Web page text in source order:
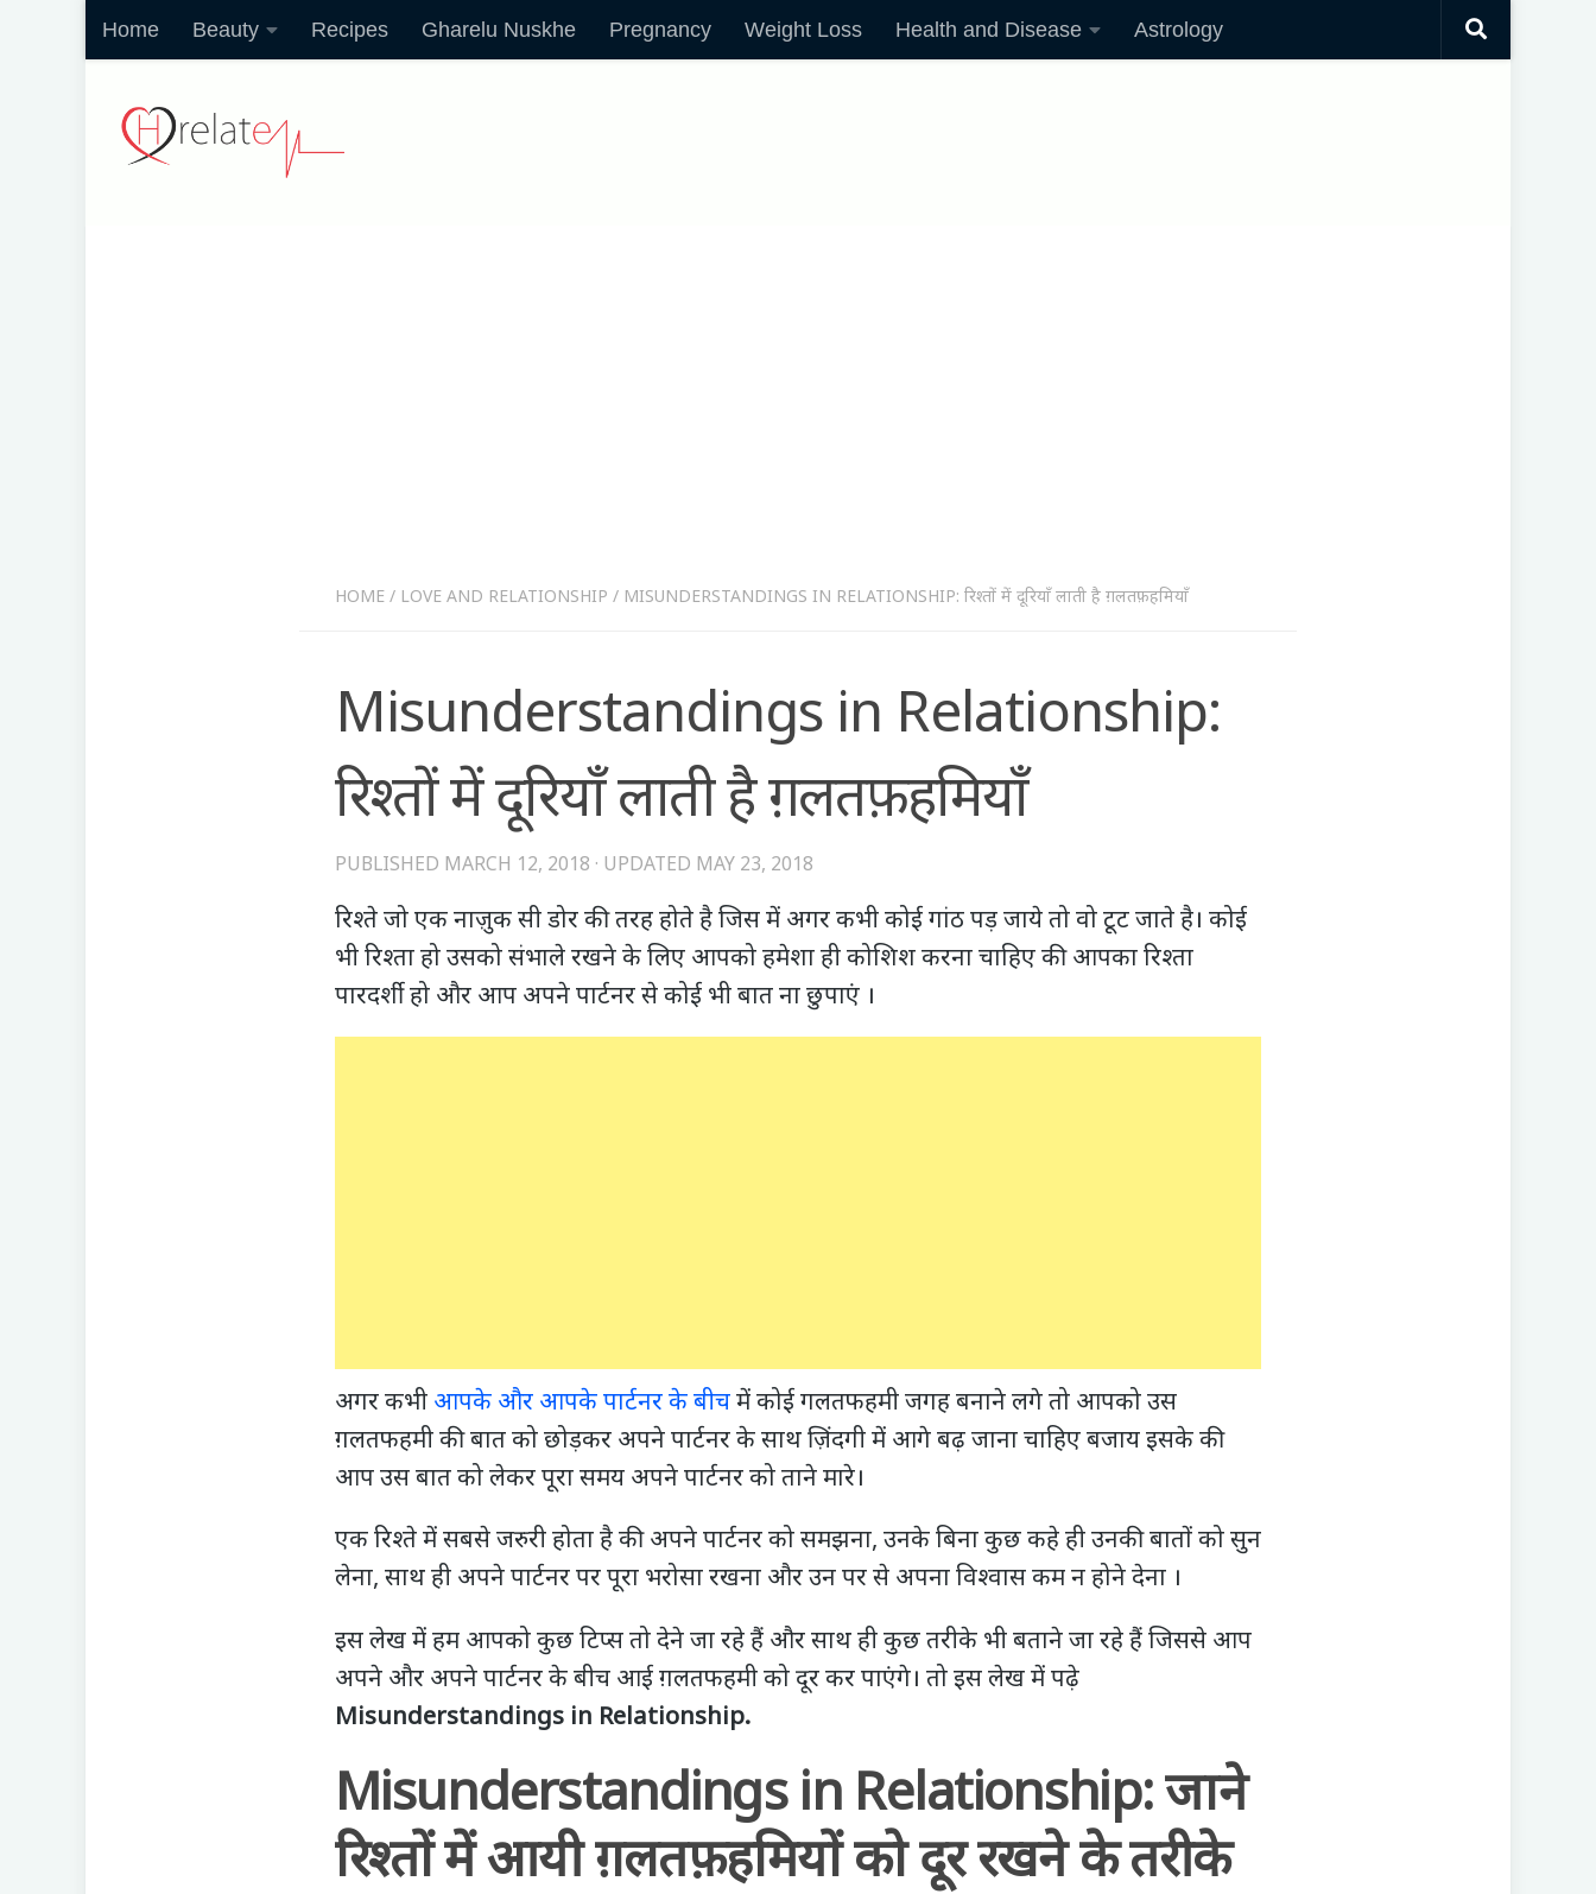
Home Beauty Recipes Gharelu Nuskhe Pregnancy Weight Loss Health and Disease Astrology
HOME / LOVE AND RELATIONSHIP / MISUNDERSTANDINGS IN RELATIONSHIP: रिश्तों में दूरियाँ लाती है ग़लतफ़हमियाँ
Misunderstandings in Relationship:
रिश्तों में दूरियाँ लाती है ग़लतफ़हमियाँ
PUBLISHED MARCH 12, 2018 · UPDATED MAY 23, 2018
रिश्ते जो एक नाज़ुक सी डोर की तरह होते है जिस में अगर कभी कोई गांठ पड़ जाये तो वो टूट जाते है। कोई
भी रिश्ता हो उसको संभाले रखने के लिए आपको हमेशा ही कोशिश करना चाहिए की आपका रिश्ता
पारदर्शी हो और आप अपने पार्टनर से कोई भी बात ना छुपाएं ।
अगर कभी आपके और आपके पार्टनर के बीचमें कोई गलतफहमी जगह बनाने लगे तो आपको उस
ग़लतफहमी की बात को छोड़कर अपने पार्टनर के साथ ज़िंदगी में आगे बढ़ जाना चाहिए बजाय इसके की
आप उस बात को लेकर पूरा समय अपने पार्टनर को ताने मारे।
एक रिश्ते में सबसे जरुरी होता है की अपने पार्टनर को समझना, उनके बिना कुछ कहे ही उनकी बातों को सुन
लेना, साथ ही अपने पार्टनर पर पूरा भरोसा रखना और उन पर से अपना विश्वास कम न होने देना ।
इस लेख में हम आपको कुछ टिप्स तो देने जा रहे हैं और साथ ही कुछ तरीके भी बताने जा रहे हैं जिससे आप
अपने और अपने पार्टनर के बीच आई ग़लतफहमी को दूर कर पाएंगे। तो इस लेख में पढ़े
Misunderstandings in Relationship.
Misunderstandings in Relationship: जाने
रिश्तों में आयी ग़लतफ़हमियों को दूर रखने के तरीके